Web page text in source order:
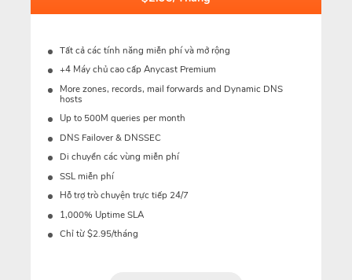
Tất cả các tính năng miễn phí và mở rộng
+4 Máy chủ cao cấp Anycast Premium
More zones, records, mail forwards and Dynamic DNS
hosts
Up to 500M queries per month
DNS Failover & DNSSEC
Di chuyển các vùng miễn phí
SSL miễn phí
Hỗ trợ trò chuyện trực tiếp 24/7
1,000% Uptime SLA
Chỉ từ $2.95/tháng